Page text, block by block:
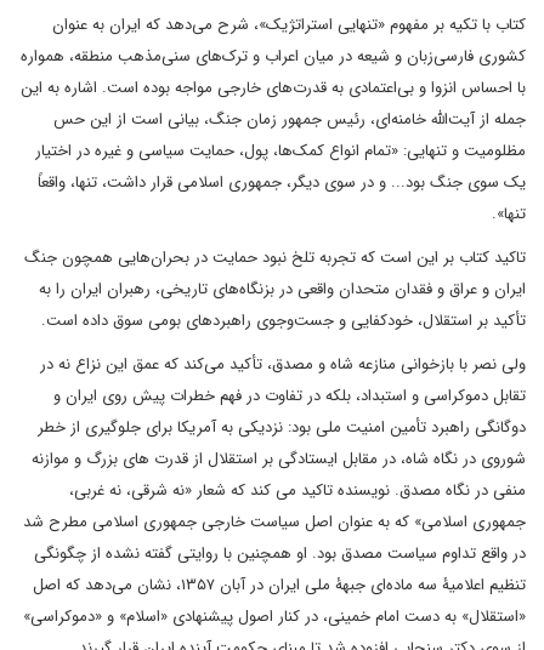
کتاب با تکیه بر مفهوم «تنهایی استراتژیک»، شرح می‌دهد که ایران به عنوان
کشوری فارسی‌زبان و شیعه در میان اعراب و ترک‌های سنی‌مذهب منطقه، همواره
با احساس انزوا و بی‌اعتمادی به قدرت‌های خارجی مواجه بوده است. اشاره به این
جمله از آیت‌الله خامنه‌ای،‌ رئیس جمهور زمان جنگ، بیانی است از این حس
مظلومیت و تنهایی: «تمام انواع کمک‌ها، پول، حمایت سیاسی و غیره در اختیار
یک سوی جنگ بود... و در سوی دیگر، جمهوری اسلامی قرار داشت، تنها، واقعاً
تنها».
تاکید کتاب بر این است که تجربه تلخ نبود حمایت در بحران‌هایی همچون جنگ
ایران و عراق و فقدان متحدان واقعی در بزنگاه‌های تاریخی، رهبران ایران را به
تأکید بر استقلال، خودکفایی و جست‌وجوی راهبردهای بومی سوق داده است.
ولی نصر با بازخوانی منازعه شاه و مصدق، تأکید می‌کند که عمق این نزاع نه در
تقابل دموکراسی و استبداد، بلکه در تفاوت در فهم خطرات پیش روی ایران و
دوگانگی راهبرد تأمین امنیت ملی بود: نزدیکی به آمریکا برای جلوگیری از خطر
شوروی در نگاه شاه، در مقابل ایستادگی بر استقلال از قدرت های بزرگ و موازنه
منفی در نگاه مصدق. نویسنده تاکید می کند که شعار «نه شرقی، نه غربی،
جمهوری اسلامی» که به عنوان اصل سیاست خارجی جمهوری اسلامی مطرح شد
در واقع تداوم سیاست مصدق بود. او همچنین با روایتی گفته نشده از چگونگی
تنظیم اعلامیۀ سه ماده‌ای جبهۀ ملی ایران در آبان ۱۳۵۷، نشان می‌دهد که اصل
«استقلال» به دست امام خمینی، در کنار اصول پیشنهادی «اسلام» و «دموکراسی»